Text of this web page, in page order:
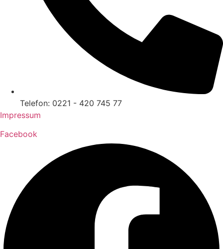
Telefon: 0221 - 420 745 77
Impressum
Facebook